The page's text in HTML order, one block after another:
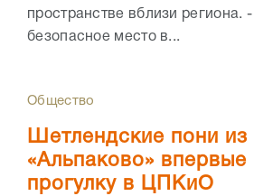
пространстве вблизи региона.
безопасное место в...
Общество
Шетлендские пони из
«Альпаково»
прогулку в ЦПКиО